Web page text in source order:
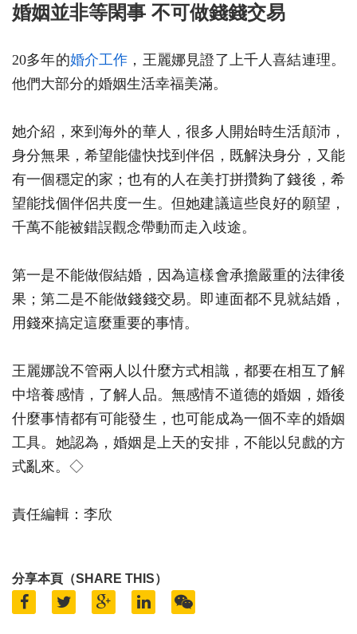
婚姻並非等閑事 不可做錢錢交易
20多年的婚介工作 ，王麗娜見證了上千人喜結連理。
他們大部分的婚姻生活幸福美滿。
她介紹，來到海外的華人，很多人開始時生活顛沛，
身分無果，希望能儘快找到伴侶，既解決身分，又能
有一個穩定的家；也有的人在美打拼攢夠了錢後，希
望能找個伴侶共度一生。但她建議這些良好的願望，
千萬不能被錯誤觀念帶動而走入歧途。
第一是不能做假結婚，因為這樣會承擔嚴重的法律後
果；第二是不能做錢錢交易。即連面都不見就結婚，
用錢來搞定這麼重要的事情。
王麗娜說不管兩人以什麼方式相識，都要在相互了解
中培養感情，了解人品。無感情不道德的婚姻，婚後
什麼事情都有可能發生，也可能成為一個不幸的婚姻
工具。她認為，婚姻是上天的安排，不能以兒戲的方
式亂來。◇
責任編輯：李欣
分享本頁（SHARE THIS）